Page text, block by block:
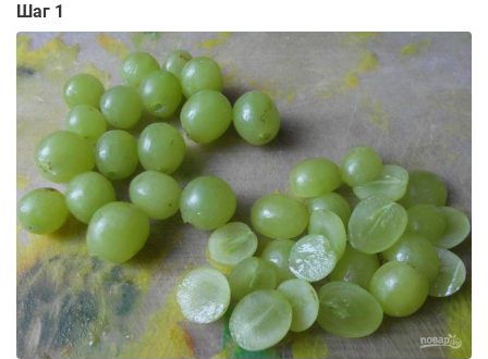
Шаг 1